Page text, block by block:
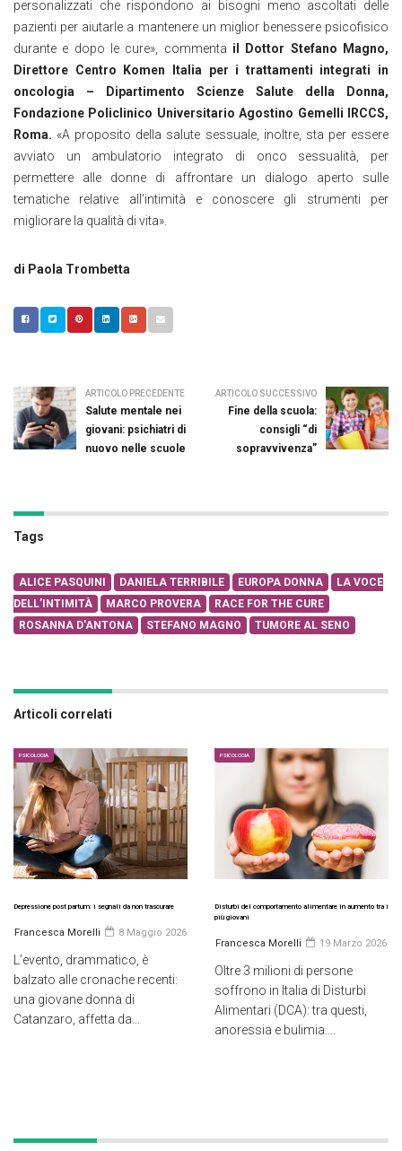
personalizzati che rispondono ai bisogni meno ascoltati delle
pazienti per aiutarle a mantenere un miglior benessere psicofisico
durante e dopo le cure», commenta il Dottor Stefano Magno,
Direttore Centro Komen Italia per i trattamenti integrati in
oncologia – Dipartimento Scienze Salute della Donna,
Fondazione Policlinico Universitario Agostino Gemelli IRCCS,
Roma. «A proposito della salute sessuale, inoltre, sta per essere
avviato un ambulatorio integrato di onco sessualità, per
permettere alle donne di affrontare un dialogo aperto sulle
tematiche relative all’intimità e conoscere gli strumenti per
migliorare la qualità di vita».
di Paola Trombetta
ARTICOLO PRECEDENTE
Salute mentale nei
giovani: psichiatri di
nuovo nelle scuole
ARTICOLO SUCCESSIVO
Fine della scuola:
consigli “di
sopravvivenza”
Tags
ALICE PASQUINI DANIELA TERRIBILE EUROPA DONNA
LA VOCE
DELL’INTIMITÀ
MARCO PROVERA
RACE FOR THE CURE
ROSANNA D'ANTONA
STEFANO MAGNO TUMORE AL SENO
Articoli correlati
PSICOLOGIA
Depressione post partum: i segnali da non trascurare
Francesca Morelli 8 Maggio 2026
L’evento, drammatico, è
balzato alle cronache recenti:
una giovane donna di
Catanzaro, affetta da...
PSICOLOGIA
Disturbi del comportamento alimentare in aumento tra i
più giovani
Francesca Morelli 19 Marzo 2026
Oltre 3 milioni di persone
soffrono in Italia di Disturbi
Alimentari (DCA): tra questi,
anoressia e bulimia....